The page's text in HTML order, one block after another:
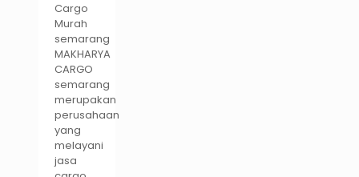
Cargo
Murah
semarang
MAKHARYA
CARGO
semarang
merupakan
perusahaan
yang
melayani
jasa